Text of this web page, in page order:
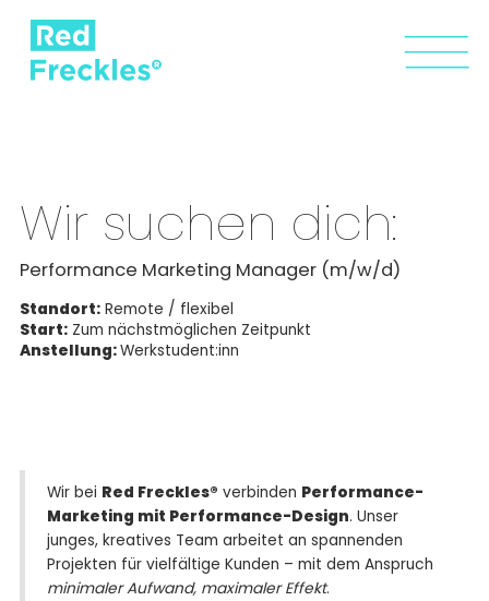
Wir suchen dich:
Performance Marketing Manager (m/w/d)
Standort:Remote / flexibel
Start:Zum nächstmöglichen Zeitpunkt
Anstellung:Werkstudent:inn
Wir bei Red Freckles® verbinden Performance-
Marketing mit Performance-Design. Unser
junges, kreatives Team arbeitet an spannenden
Projekten für vielfältige Kunden – mit dem Anspruch
minimaler Aufwand, maximaler Effekt.